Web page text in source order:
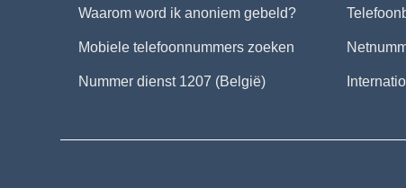
Waarom word ik anoniem gebeld?
Mobiele telefoonnummers zoeken
Nummer dienst 1207 (België)